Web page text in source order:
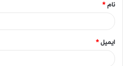
نام*
ایمیل*